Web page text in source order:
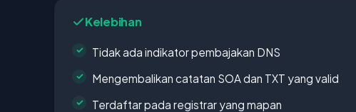
Kelebihan
Tidak ada indikator pembajakan DNS
Mengembalikan catatan SOA dan TXT yang valid
Terdaftar pada registrar yang mapan